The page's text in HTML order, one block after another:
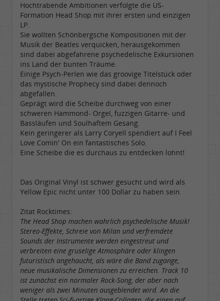
Hochtrabende Ambitionen verfolgte die US-
Formation Head Shop mit ihrer ersten und einzigen
LP.
Sie wollten Schönbergsche Kompositionen mit der
Musik der Beatles verquicken, herausgekommen
sind dabei abgefahrene psychedelische Exkursionen
ins Land der bunten Träume.
Einige Psych-Perlen wie das groovige Titelstück oder
das mystische Prophecy sind dabei dennoch
abgefallen.
Geprägt wird die Scheibe durchweg von einer
schweren Hammond- Orgel, fuzzigen Gitarre- und
Bassläufen und Soulhaftem Gesang.
Kein geringerer als Larry Coryell spendiert auf I Feel
Love Comin' On ein fantastisches Solo.
Eine Scheibe die es durchaus zu entdecken lohnt!
Das Original Vinyl ist schwer gesucht und wird als
Yellow Epic nicht unter 100 Dollar zu haben sein.
Zitat Rocktimes:
The Head Shop machen wahrlich psychedelische Musik!
Stereo-Effekte, Schreie von Milan und verfremdete
Sounds der Instrumente werden eingestreut und
verbreiten eine gruselige Atmosphäre oder klingen
futuristisch angehaucht, als wäre die Band zugange,
neue musikalische Dimensionen zu erreichen. Track 10
ist zunächst ein normaler Rock-Song, der aber nach
weniger als zwei Minuten ausgeblendet wird. An die